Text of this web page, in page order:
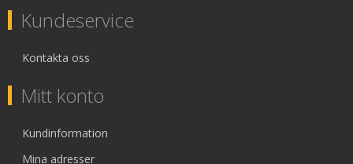
Kundeservice
Kontakta oss
Mitt konto
Kundinformation
Mina adresser